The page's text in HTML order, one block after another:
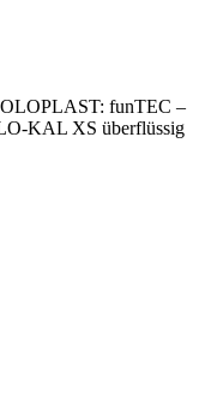
funTEC –
KAL XS überflüssig